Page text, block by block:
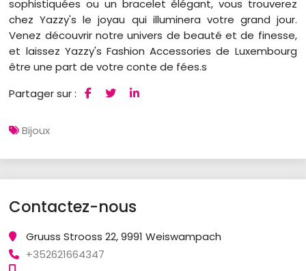
sophistiquées ou un bracelet élégant, vous trouverez
chez Yazzy's le joyau qui illuminera votre grand jour.
Venez découvrir notre univers de beauté et de finesse,
et laissez Yazzy's Fashion Accessories de Luxembourg
être une part de votre conte de fées.s
Partager sur :
Bijoux
Contactez-nous
Gruuss Strooss 22, 9991 Weiswampach
+352621664347